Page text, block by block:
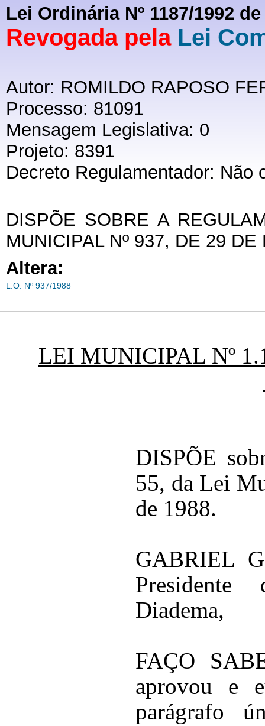
Lei Ordinária Nº 1187/1992
Revogada pela Lei
Autor: ROMILDO RAPOSO
Processo: 81091
Mensagem Legislativa: 0
Projeto: 8391
Decreto Regulamentador: Não
DISPÕE SOBRE A
MUNICIPAL Nº 937, DE 29
Altera:
L.O. Nº 937/1988
LEI MUNICIPAL Nº
DISPÕE
55, da Lei
de 1988.
GABRIEL
Diadema,
FAÇO
aprovou e
parágrafo